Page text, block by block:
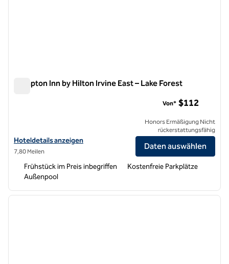
Hampton Inn by Hilton Irvine East – Lake Forest
Hoteldetails für Hampton Inn by Hilton Irvine East – Lake Forest
Hoteldetails anzeigen
7,80 Meilen
Von* $112
Honors Ermäßigung Nicht
rückerstattungsfähig
Daten auswählen
Frühstück im Preis inbegriffen
Kostenfreie Parkplätze
Außenpool
1 von 12